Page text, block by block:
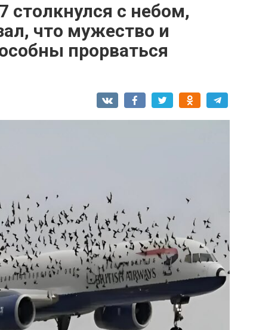
столкнулся с небом,
что мужество и
прорваться